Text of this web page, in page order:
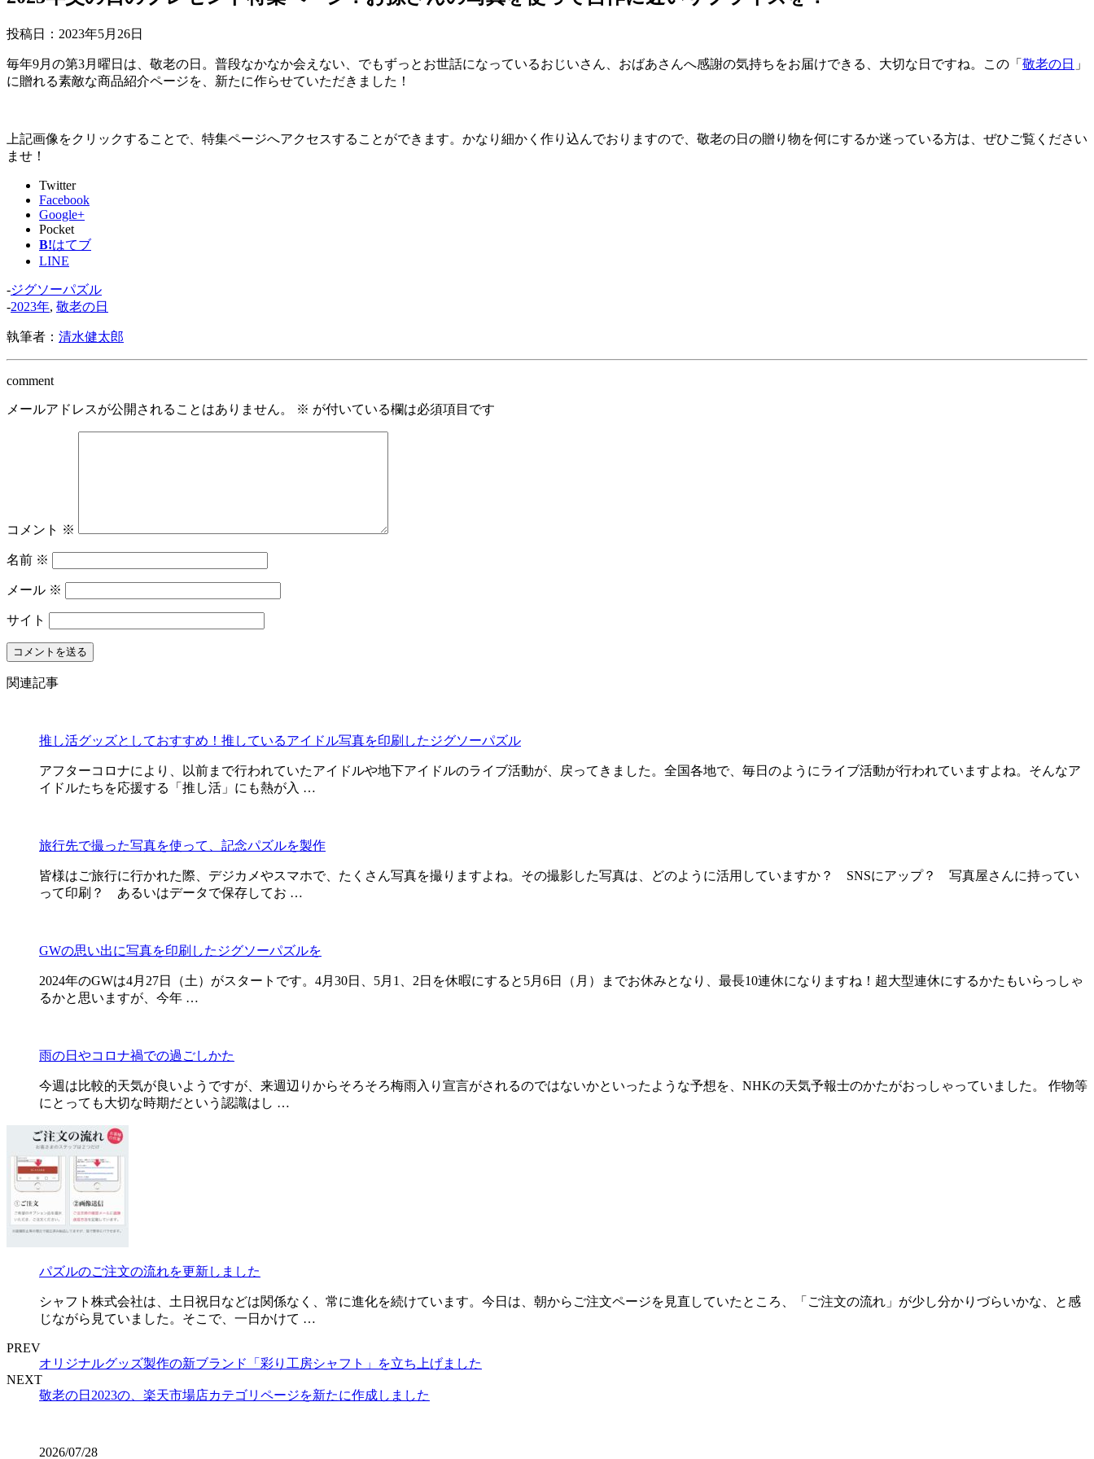
投稿日： 2023年5月26日
毎年9月の第3月曜日は、敬老の日。普段なかなか会えない、でもずっとお世話になっているおじいさん、おばあさんへ感謝の気持ちをお届けできる、大切な日ですね。この「 敬老の日 」
に贈れる素敵な商品紹介ページを、新たに作らせていただきました！
上記画像をクリックすることで、特集ページへアクセスすることができます。かなり細かく作り込んでおりますので、敬老の日の贈り物を何にするか迷っている方は、ぜひご覧ください
ませ！
Twitter
Facebook
Google+
Pocket
B!はてブ
LINE
-ジグソーパズル
-2023年, 敬老の日
執筆者： 清水健太郎
comment
メールアドレスが公開されることはありません。 ※ が付いている欄は必須項目です
コメント ※
名前 ※
メール ※
サイト
関連記事
推し活グッズとしておすすめ！推しているアイドル写真を印刷したジグソーパズル
アフターコロナにより、以前まで行われていたアイドルや地下アイドルのライブ活動が、戻ってきました。全国各地で、毎日のようにライブ活動が行われていますよね。そんなア
イドルたちを応援する「推し活」にも熱が入 …
旅行先で撮った写真を使って、記念パズルを製作
皆様はご旅行に行かれた際、デジカメやスマホで、たくさん写真を撮りますよね。その撮影した写真は、どのように活用していますか？ SNSにアップ？ 写真屋さんに持ってい
って印刷？ あるいはデータで保存してお …
GWの思い出に写真を印刷したジグソーパズルを
2024年のGWは4月27日（土）がスタートです。4月30日、5月1、2日を休暇にすると5月6日（月）までお休みとなり、最長10連休になりますね！超大型連休にするかたもいらっしゃ
るかと思いますが、今年 …
雨の日やコロナ禍での過ごしかた
今週は比較的天気が良いようですが、来週辺りからそろそろ梅雨入り宣言がされるのではないかといったような予想を、NHKの天気予報士のかたがおっしゃっていました。 作物等
にとっても大切な時期だという認識はし …
パズルのご注文の流れを更新しました
シャフト株式会社は、土日祝日などは関係なく、常に進化を続けています。今日は、朝からご注文ページを見直していたところ、「ご注文の流れ」が少し分かりづらいかな、と感
じながら見ていました。そこで、一日かけて …
PREV
オリジナルグッズ製作の新ブランド「彩り工房シャフト」を立ち上げました
NEXT
敬老の日2023の、楽天市場店カテゴリページを新たに作成しました
2026/07/28